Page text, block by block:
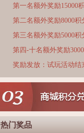
第一名额外奖励15000
第二名额外奖励8000积
第三名额外奖励5000积
第四-十名额外奖励
奖励发放：试玩活动
热门奖品